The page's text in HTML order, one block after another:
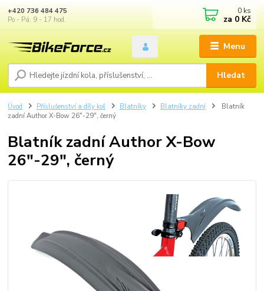
Menu
Hledat
+420 736 484 475
Po - Pá: 9 - 17 hod.
0 ks
za 0 Kč
Úvod Příslušenství a díly kol Blatníky Blatníky zadní
Blatník
zadní Author X-Bow 26"-29", černý
Blatník zadní Author X-Bow
26"-29", černý